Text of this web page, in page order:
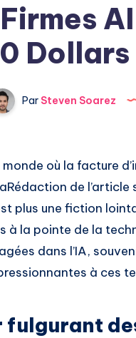
Dollars
ParSteven Soarez
monde où la facture
de l’article
plus une fiction
à la pointe de la
dans l’IA,
à ces
fulgurant